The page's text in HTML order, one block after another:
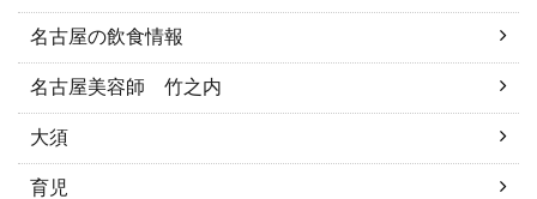
名古屋の飲食情報
名古屋美容師 竹之内
大須
育児